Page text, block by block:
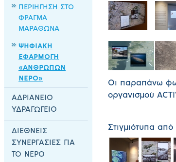
ΠΕΡΙΗΓΗΣΗ ΣΤΟ
ΦΡΑΓΜΑ
ΜΑΡΑΘΩΝΑ
ΨΗΦΙΑΚΗ
ΕΦΑΡΜΟΓΗ
«ΑΝΘΡΩΠΩΝ
ΝΕΡΟ»
ΑΔΡΙΑΝΕΙΟ
ΥΔΡΑΓΩΓΕΙΟ
ΔΙΕΘΝΕΙΣ
ΣΥΝΕΡΓΑΣΙΕΣ ΓΙΑ
ΤΟ ΝΕΡΟ
Οι παραπάνω
οργανισμού
Στιγμιότυπα